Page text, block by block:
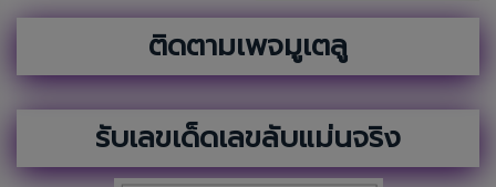
ติดตามเพจมูเตลู
รับเลขเด็ดเลขลับแม่นจริง